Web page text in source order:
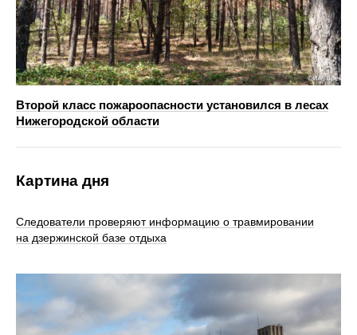
Второй класс пожароопасности установился в лесах
Нижегородской области
Картина дня
Следователи проверяют информацию о травмировании
на дзержинской базе отдыха